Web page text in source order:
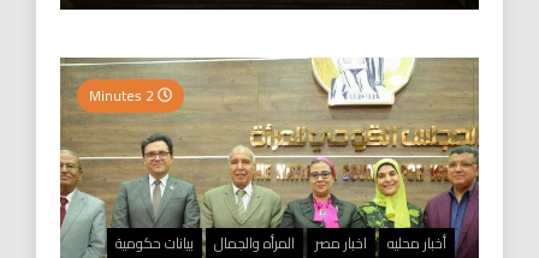
أخبار محليه اخبار مصر المرأه والجمال
بيانات حكومية